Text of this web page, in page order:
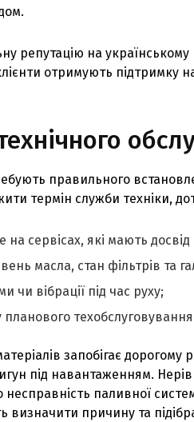
репутацію на українському
отримують підтримку
правильного
термін служби техніки,
на сервісах, які мають
масла, стан фільтрів та
чи вібрації під час руху;
запобігає
під навантаженням.
паливної
причину та